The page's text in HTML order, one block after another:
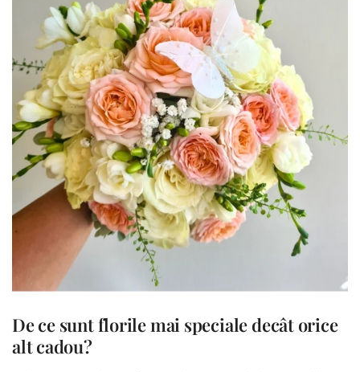
De ce sunt florile mai speciale decât orice
alt cadou?